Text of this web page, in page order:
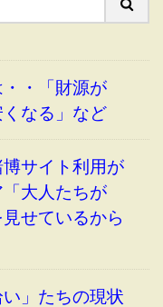
・「財源が
なる」など
サイト利用が
大人たちが
せているから
」たちの現状